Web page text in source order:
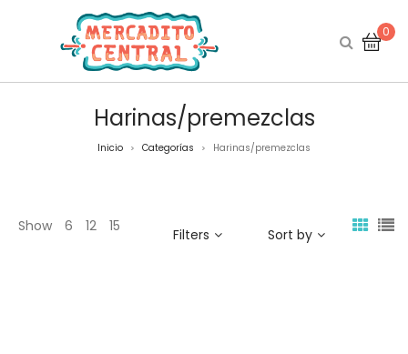
0
Harinas/premezclas
Inicio > Categorías > Harinas/premezclas
Show 6 12 15 Filters Sort by